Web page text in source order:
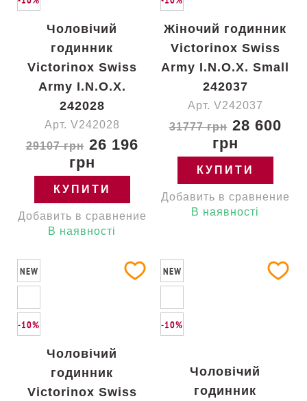
Чоловічий
годинник
Victorinox Swiss
Army I.N.O.X.
242028
Арт. V242028
29107 грн26 196
грн
КУПИТИ
Добавить в сравнение
В наявності
Жіночий годинник
Victorinox Swiss
Army I.N.O.X. Small
242037
Арт. V242037
31777 грн28 600
грн
КУПИТИ
Добавить в сравнение
В наявності
NEW
-10%
Чоловічий
годинник
Victorinox Swiss
NEW
-10%
Чоловічий
годинник